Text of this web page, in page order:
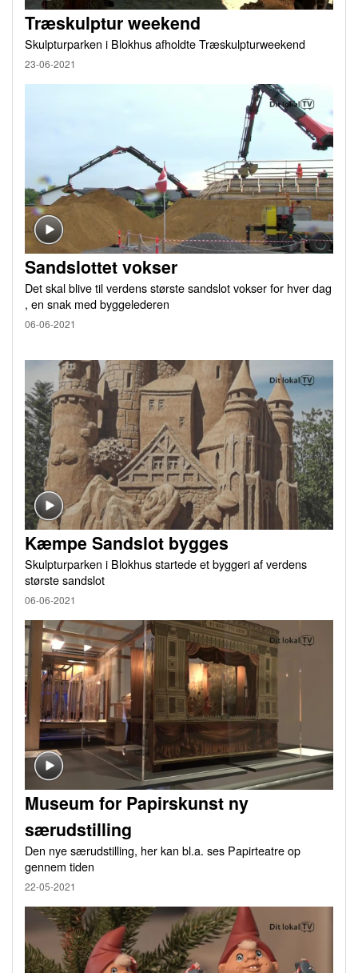
Træskulptur weekend
Skulpturparken i Blokhus afholdte Træskulpturweekend
23-06-2021
Sandslottet vokser
Det skal blive til verdens største sandslot vokser for hver dag
, en snak med byggelederen
06-06-2021
Kæmpe Sandslot bygges
Skulpturparken i Blokhus startede et byggeri af verdens
største sandslot
06-06-2021
Museum for Papirskunst ny
særudstilling
Den nye særudstilling, her kan bl.a. ses Papirteatre op
gennem tiden
22-05-2021